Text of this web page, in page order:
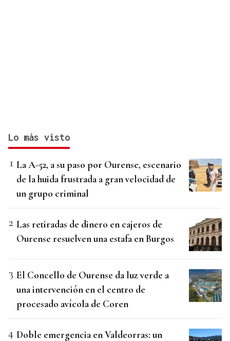
Lo más visto
La A-52, a su paso por Ourense, escenario
de la huida frustrada a gran velocidad de
un grupo criminal
Las retiradas de dinero en cajeros de
Ourense resuelven una estafa en Burgos
El Concello de Ourense da luz verde a
una intervención en el centro de
procesado avícola de Coren
Doble emergencia en Valdeorras: un